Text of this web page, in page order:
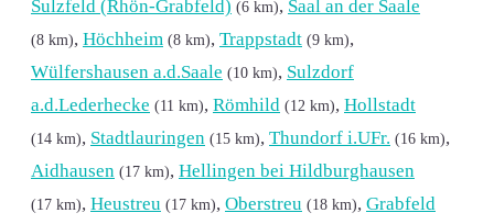
Sulzfeld (Rhön-Grabfeld) (6 km), Saal an der Saale
(8 km), Höchheim (8 km), Trappstadt (9 km),
Wülfershausen a.d.Saale (10 km), Sulzdorf
a.d.Lederhecke (11 km), Römhild (12 km), Hollstadt
(14 km), Stadtlauringen (15 km), Thundorf i.UFr. (16 km),
Aidhausen (17 km), Hellingen bei Hildburghausen
(17 km), Heustreu (17 km), Oberstreu (18 km), Grabfeld